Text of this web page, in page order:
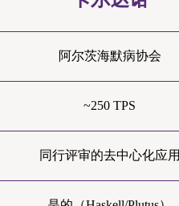
阿尔茨海默病协会
~250 TPS
同行评审的去中心化应用